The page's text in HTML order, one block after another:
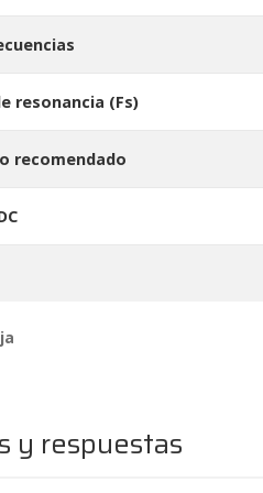
resonancia (Fs)
recomendado
y respuestas